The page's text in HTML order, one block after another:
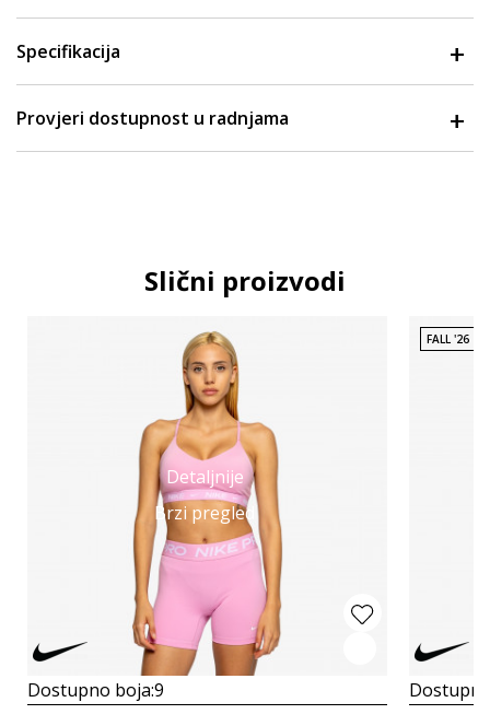
Specifikacija
Provjeri dostupnost u radnjama
Slični proizvodi
Detaljnije
Brzi pregled
Dostupno boja:9
FALL '26